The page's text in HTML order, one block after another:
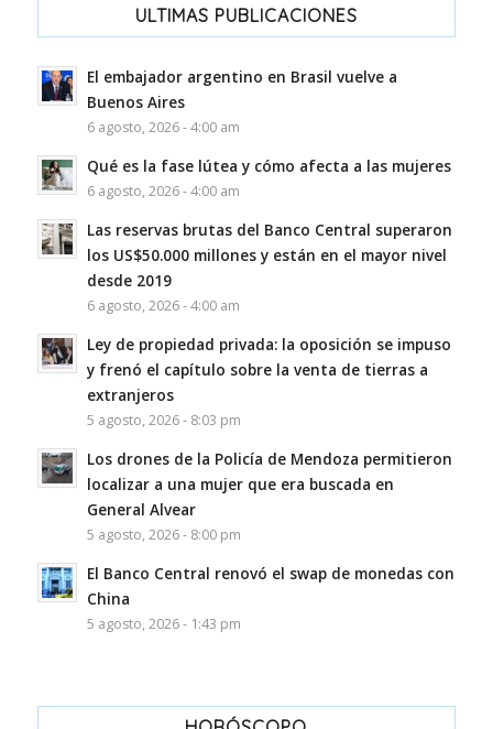
ULTIMAS PUBLICACIONES
El embajador argentino en Brasil vuelve a
Buenos Aires
6 agosto, 2026 - 4:00 am
Qué es la fase lútea y cómo afecta a las mujeres
6 agosto, 2026 - 4:00 am
Las reservas brutas del Banco Central superaron
los US$50.000 millones y están en el mayor nivel
desde 2019
6 agosto, 2026 - 4:00 am
Ley de propiedad privada: la oposición se impuso
y frenó el capítulo sobre la venta de tierras a
extranjeros
5 agosto, 2026 - 8:03 pm
Los drones de la Policía de Mendoza permitieron
localizar a una mujer que era buscada en
General Alvear
5 agosto, 2026 - 8:00 pm
El Banco Central renovó el swap de monedas con
China
5 agosto, 2026 - 1:43 pm